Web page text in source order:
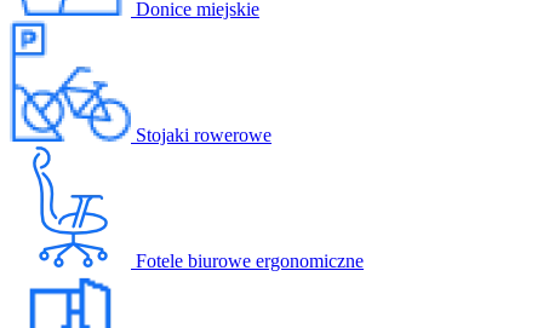
Donice miejskie
Stojaki rowerowe
Fotele biurowe ergonomiczne